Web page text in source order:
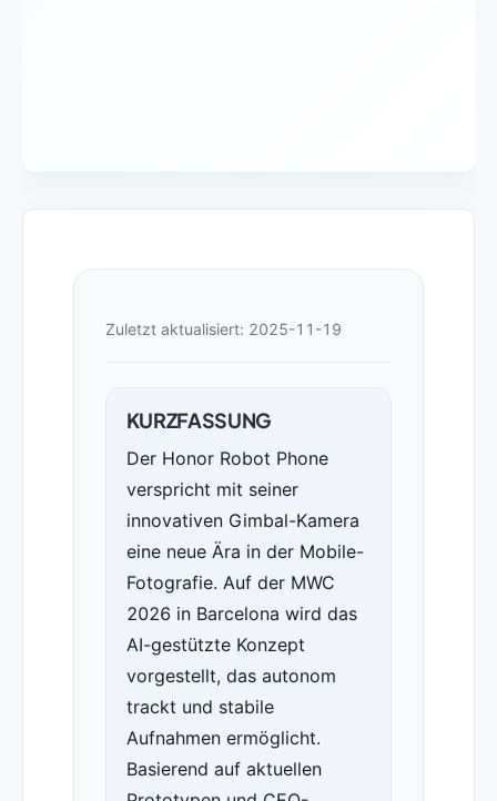
Zuletzt aktualisiert: 2025-11-19
KURZFASSUNG
Der Honor Robot Phone
verspricht mit seiner
innovativen Gimbal-Kamera
eine neue Ära in der Mobile-
Fotografie. Auf der MWC
2026 in Barcelona wird das
AI-gestützte Konzept
vorgestellt, das autonom
trackt und stabile
Aufnahmen ermöglicht.
Basierend auf aktuellen